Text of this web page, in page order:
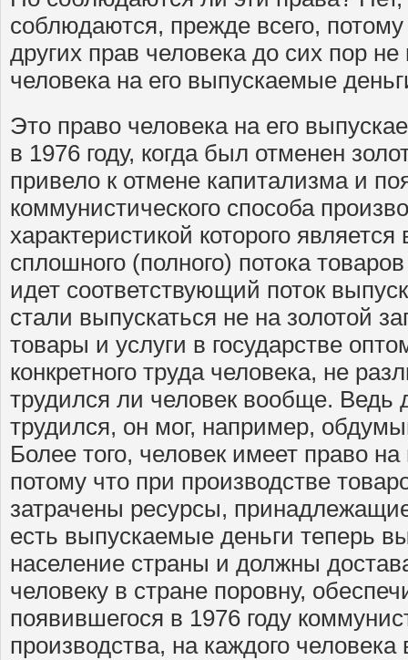
соблюдаются, прежде всего,
других прав человека до сих пор
человека на его выпускаемые
Это право человека на его
в 1976 году, когда был отменен
привело к отмене капитализма и
коммунистического способа
характеристикой которого
сплошного (полного) потока
идет соответствующий поток
стали выпускаться не на золотой
товары и услуги в государстве
конкретного труда человека, не
трудился ли человек вообще. Ведь
трудился, он мог, например,
Более того, человек имеет право
потому что при производстве
затрачены ресурсы,
есть выпускаемые деньги теперь
население страны и должны
человеку в стране поровну,
появившегося в 1976 году
производства, на каждого человека